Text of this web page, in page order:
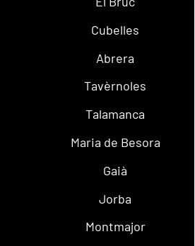
Cubelles
Abrera
Tavèrnoles
Talamanca
Maria de Besora
Gaià
Jorba
Montmajor